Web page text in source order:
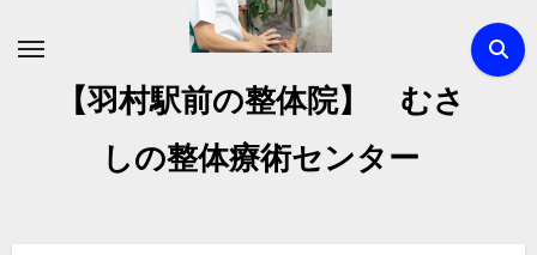
【羽村駅前の整体院】 むさ
しの整体療術センター